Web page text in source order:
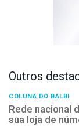
Outros
COLUNA DO BALBI
Rede nacional
sua loja de